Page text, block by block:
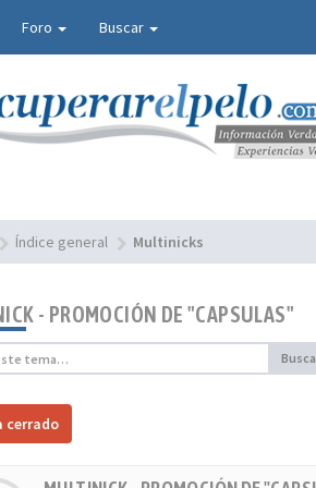
Foro Buscar
Índice general Multinicks
- PROMOCIÓN DE "CAPSULAS"
cerrado